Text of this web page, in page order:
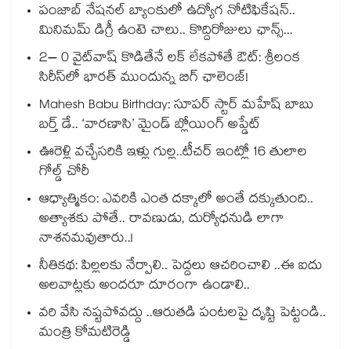
పంజాబ్ నేషనల్ బ్యాంకులో ఉద్యోగ నోటిఫికేషన్..
మినిమమ్ డిగ్రీ ఉంటె చాలు.. కొద్దిరోజులు ఛాన్స్...
2– 0 వైట్‌వాష్ కొడితేనే లక్ లేకపోతే ఔట్: శ్రీలంక
సిరీస్‌లో భారత్ ముందున్న బిగ్ ఛాలెంజ్!
Mahesh Babu Birthday: సూపర్ స్టార్ మహేష్ బాబు
బర్త్ డే.. ‘వారణాసి’ మైండ్ బ్లోయింగ్ అప్డేట్
ఊరెళ్లి వచ్చేసరికి ఇళ్లు గుల్ల..టీచర్ ఇంట్లో 16 తులాల
గోల్డ్ చోరీ
ఆధ్యాత్మికం: ఎవరికి ఎంత దక్కాలో అంతే దక్కుతుంది..
అత్యాశకు పోతే.. రావణుడు, దుర్యోధనుడి లాగా
నాశనమవుతారు..!
నీతికథ: పిల్లలకు నేర్పాలి.. పెద్దలు ఆచరించాలి ..ఈ ఐదు
అలవాట్లకు అందరూ దూరంగా ఉండాలి..
వరి వేసి నష్టపోవద్దు ..ఆరుతడి పంటలపై దృష్టి పెట్టండి..
మంత్రి కోమటిరెడ్డి